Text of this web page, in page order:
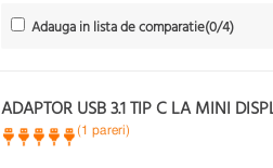
Adauga in lista de comparatie(0/4)
ADAPTOR USB 3.1 TIP C LA MINI
(1 pareri)